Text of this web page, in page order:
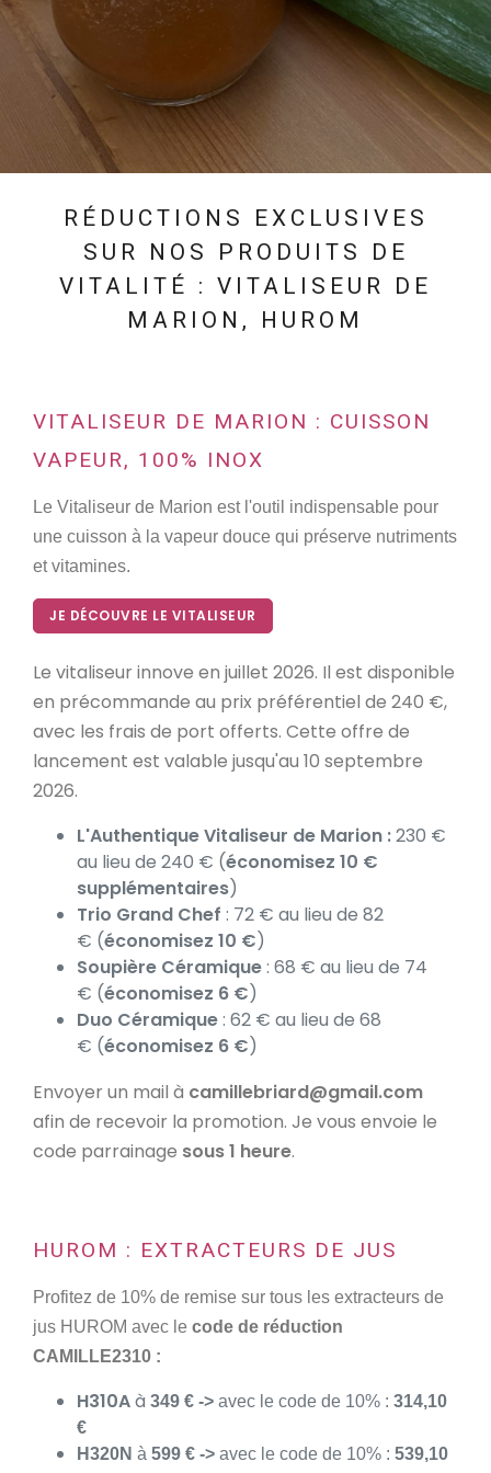
RÉDUCTIONS EXCLUSIVES
SUR NOS PRODUITS DE
VITALITÉ : VITALISEUR DE
MARION, HUROM
VITALISEUR DE MARION : CUISSON
VAPEUR, 100% INOX
Le Vitaliseur de Marion est l'outil indispensable pour
une cuisson à la vapeur douce qui préserve nutriments
et vitamines.
JE DÉCOUVRE LE VITALISEUR
Le vitaliseur innove en juillet 2026. Il est disponible
en précommande au prix préférentiel de 240 €,
avec les frais de port offerts. Cette offre de
lancement est valable jusqu'au 10 septembre
2026.
L'Authentique Vitaliseur de Marion :230 €
au lieu de 240 € (économisez 10 €
supplémentaires)
Trio Grand Chef : 72 € au lieu de 82
€ (économisez 10 €)
Soupière Céramique: 68 € au lieu de 74
€ (économisez 6 €)
Duo Céramique: 62 € au lieu de 68
€ (économisez 6 €)
Envoyer un mail à camillebriard@gmail.com
afin de recevoir la promotion. Je vous envoie le
code parrainage sous 1 heure.
HUROM : EXTRACTEURS DE JUS
Profitez de 10% de remise sur tous les extracteurs de
jus HUROM avec le code de réduction
CAMILLE2310 :
H310Aà 349 € -> avec le code de 10% : 314,10
€
H320N à 599 € -> avec le code de 10% : 539,10